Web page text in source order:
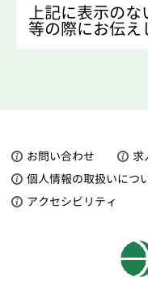
上記に表示の
等の際にお伝え
お問い合わせ
求
個人情報の取扱いにつ
アクセシビリティ